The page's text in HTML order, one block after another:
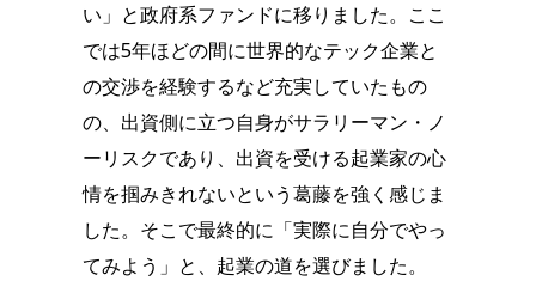
い」と政府系ファンドに移りました。ここ
では5年ほどの間に世界的なテック企業と
の交渉を経験するなど充実していたもの
の、出資側に立つ自身がサラリーマン・ノ
ーリスクであり、出資を受ける起業家の心
情を掴みきれないという葛藤を強く感じま
した。そこで最終的に「実際に自分でやっ
てみよう」と、起業の道を選びました。